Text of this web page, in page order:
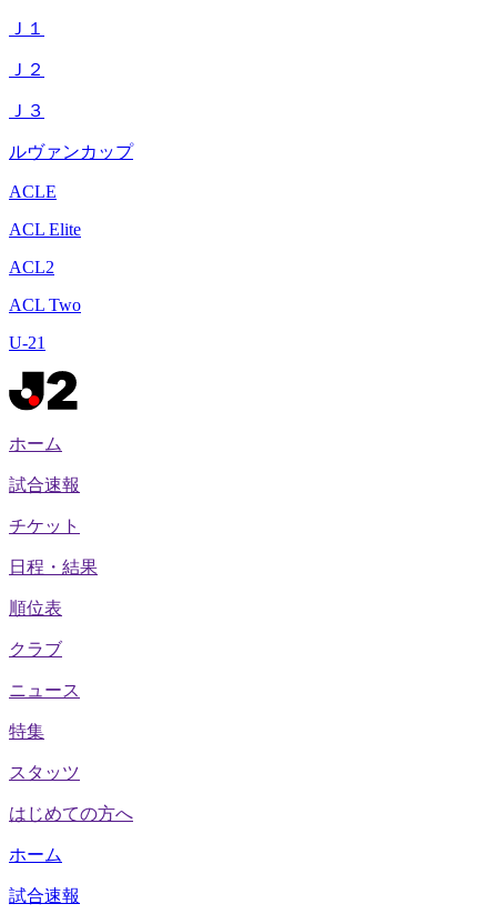
Ｊ１
Ｊ２
Ｊ３
ルヴァンカップ
ACLE
ACL Elite
ACL2
ACL Two
U-21
ホーム
試合速報
チケット
日程・結果
順位表
クラブ
ニュース
特集
スタッツ
はじめての方へ
ホーム
試合速報